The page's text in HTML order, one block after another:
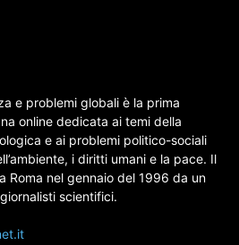
e problemi globali è la prima
online dedicata ai temi della
e ai problemi politico-sociali
i diritti umani e la pace. Il
Roma nel gennaio del 1996 da un
scientifici.